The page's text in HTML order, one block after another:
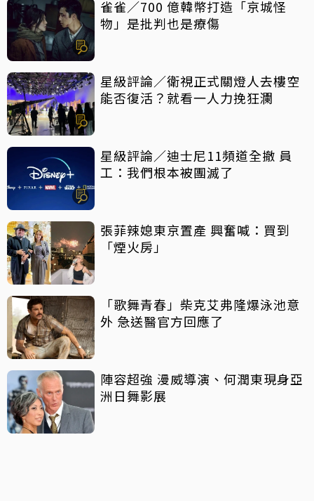
雀雀／700 億韓幣打造「京城怪
物」是批判也是療傷
星級評論／衛視正式關燈人去樓空
能否復活？就看一人力挽狂瀾
星級評論／迪士尼11頻道全撤 員
工：我們根本被團滅了
張菲辣媳東京置產 興奮喊：買到
「煙火房」
「歌舞青春」柴克艾弗隆爆泳池意
外 急送醫官方回應了
陣容超強 漫威導演、何潤東現身亞
洲日舞影展